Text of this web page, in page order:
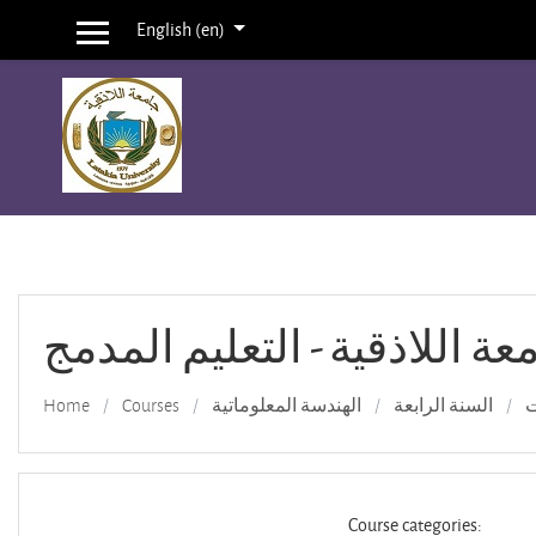
Skip to main content
Side panelEnglish ‎(en)‎
اللاذقية - التعليم المدمج
Home Courses الهندسة المعلوماتية السنة الرابعة
Course categories: